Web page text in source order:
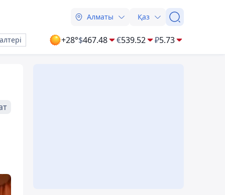
Алматы Қаз
+28°$467.48 €539.52 ₽5.73